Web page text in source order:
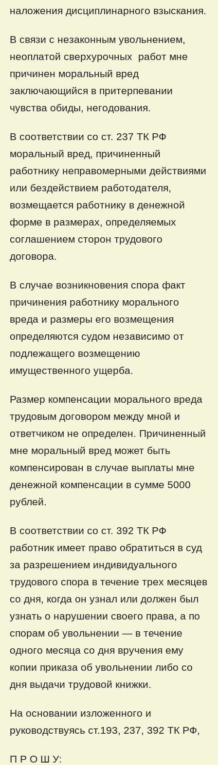
наложения дисциплинарного взыскания.
В связи с незаконным увольнением,
неоплатой сверхурочных работ мне
причинен моральный вред
заключающийся в притерпевании
чувства обиды, негодования.
В соответствии со ст. 237 ТК РФ
моральный вред, причиненный
работнику неправомерными действиями
или бездействием работодателя,
возмещается работнику в денежной
форме в размерах, определяемых
соглашением сторон трудового
договора.
В случае возникновения спора факт
причинения работнику морального
вреда и размеры его возмещения
определяются судом независимо от
подлежащего возмещению
имущественного ущерба.
Размер компенсации морального вреда
трудовым договором между мной и
ответчиком не определен. Причиненный
мне моральный вред может быть
компенсирован в случае выплаты мне
денежной компенсации в сумме 5000
рублей.
В соответствии со ст. 392 ТК РФ
работник имеет право обратиться в суд
за разрешением индивидуального
трудового спора в течение трех месяцев
со дня, когда он узнал или должен был
узнать о нарушении своего права, а по
спорам об увольнении — в течение
одного месяца со дня вручения ему
копии приказа об увольнении либо со
дня выдачи трудовой книжки.
На основании изложенного и
руководствуясь ст.193, 237, 392 ТК РФ,
П Р О Ш У: